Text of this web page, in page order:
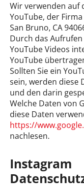
Wir verwenden auf
YouTube, der Firma
San Bruno, CA
Durch das
YouTube Videos
YouTube
Sollten Sie ein
sein, werden diese
und den darin
Welche Daten von
diese Daten
https://
nachlesen.
Instagram